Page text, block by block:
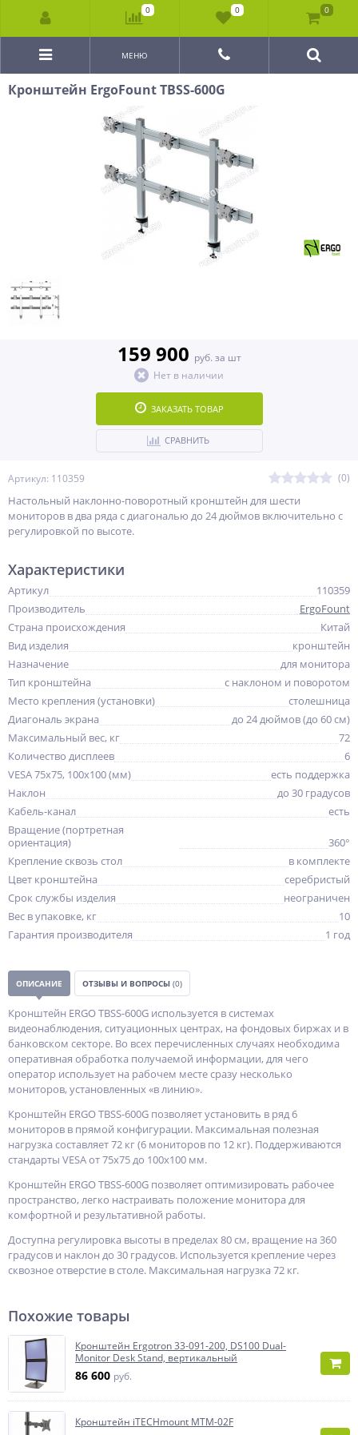
МЕНЮ
Кронштейн ErgoFount TBSS-600G
Артикул: 110359 (0)
Настольный наклонно-поворотный кронштейн для шести
мониторов в два ряда с диагональю до 24 дюймов включительно с
регулировкой по высоте.
159 900 руб. за шт
Нет в наличии
ЗАКАЗАТЬ ТОВАР
СРАВНИТЬ
Характеристики
Артикул
110359
Производитель
ErgoFount
Страна происхождения
Китай
Вид изделия
кронштейн
Назначение
для монитора
Тип кронштейна
с наклоном и поворотом
Место крепления (установки)
столешница
Диагональ экрана
до 24 дюймов (до 60 см)
Максимальный вес, кг
72
Количество дисплеев
6
VESA 75x75, 100x100 (мм)
есть поддержка
Наклон
до 30 градусов
Кабель-канал
есть
Вращение (портретная
ориентация)
360°
Крепление сквозь стол
в комплекте
Цвет кронштейна
серебристый
Срок службы изделия
неограничен
Вес в упаковке, кг
10
Гарантия производителя
1 год
ОПИСАНИЕ ОТЗЫВЫ И ВОПРОСЫ (0)
Кронштейн ERGO TBSS-600G используется в системах
видеонаблюдения, ситуационных центрах, на фондовых биржах и в
банковском секторе. Во всех перечисленных случаях необходима
оперативная обработка получаемой информации, для чего
оператор использует на рабочем месте сразу несколько
мониторов, установленных «в линию».
Кронштейн ERGO TBSS-600G позволяет установить в ряд 6
мониторов в прямой конфигурации. Максимальная полезная
нагрузка составляет 72 кг (6 мониторов по 12 кг). Поддерживаются
стандарты VESA от 75х75 до 100х100 мм.
Кронштейн ERGO TBSS-600G позволяет оптимизировать рабочее
пространство, легко настраивать положение монитора для
комфортной и результативной работы.
Доступна регулировка высоты в пределах 80 см, вращение на 360
градусов и наклон до 30 градусов. Используется крепление через
сквозное отверстие в столе. Максимальная нагрузка 72 кг.
Похожие товары
Кронштейн Ergotron 33-091-200, DS100 Dual-
Monitor Desk Stand, вертикальный
86 600 руб.
Кронштейн iTECHmount MTM-02F
0 0 0